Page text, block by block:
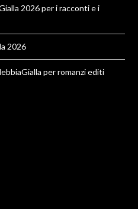
2026 per i racconti e i
2026
per romanzi editi